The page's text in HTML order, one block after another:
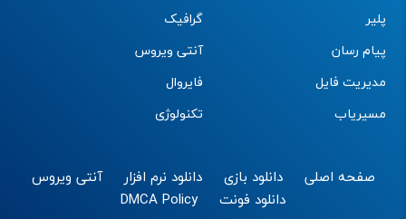
پلیر
پیام رسان
مدیریت فایل
مسیریاب
گرافیک
آنتی ویروس
فایروال
تکنولوژی
صفحه اصلی دانلود بازی دانلود نرم افزار
آنتی ویروس
دانلود فونت
DMCA Policy